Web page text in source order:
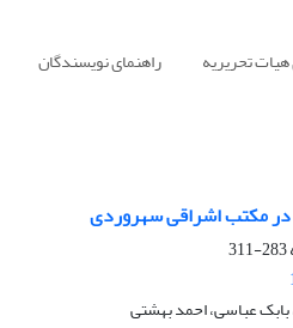
تحریریه راهنمای نویسندگان
مکتب اشراقی سهروردی
283-311
عباسی، احمد بهشتی